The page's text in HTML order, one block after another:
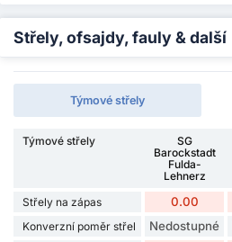
Střely, ofsajdy, fauly & další
Týmové střely
Týmové střely
SG
Barockstadt
Fulda-
Lehnerz
Střely na zápas 0.00
Konverzní poměr střel Nedostupné